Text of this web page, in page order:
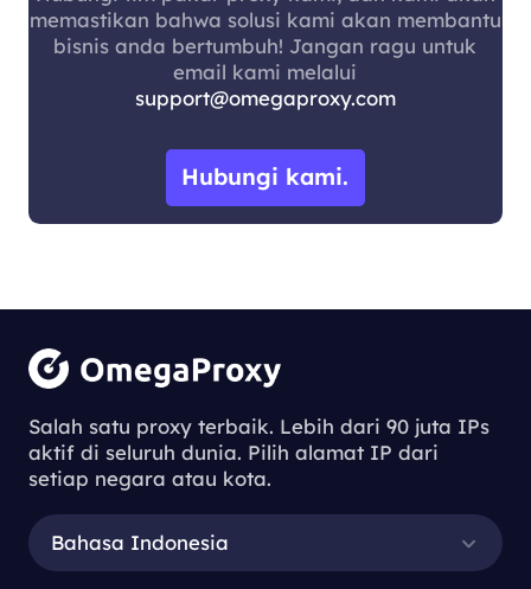
memastikan bahwa solusi kami akan membantu
bisnis anda bertumbuh! Jangan ragu untuk
email kami melalui
support@omegaproxy.com
Hubungi kami.
Salah satu proxy terbaik. Lebih dari 90 juta IPs
aktif di seluruh dunia. Pilih alamat IP dari
setiap negara atau kota.
Bahasa Indonesia